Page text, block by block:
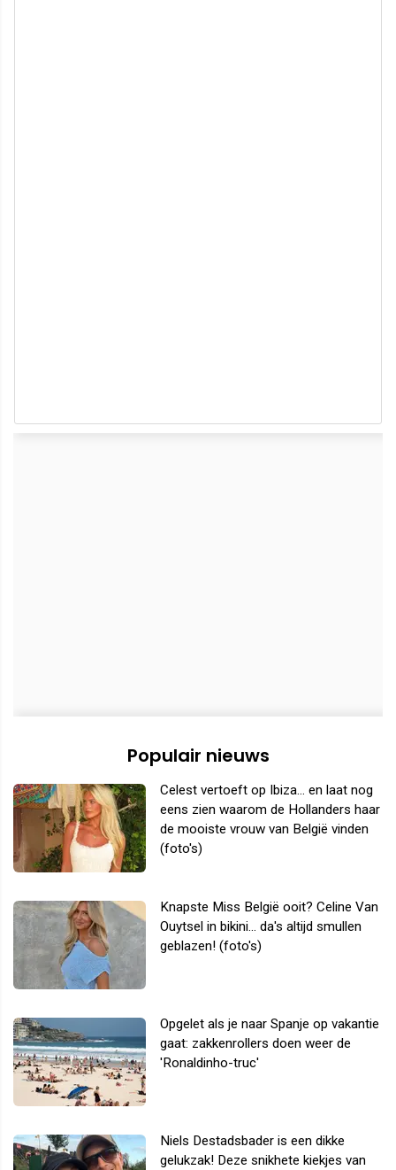
Populair nieuws
Celest vertoeft op Ibiza... en laat nog
eens zien waarom de Hollanders haar
de mooiste vrouw van België vinden
(foto's)
Knapste Miss België ooit? Celine Van
Ouytsel in bikini... da's altijd smullen
geblazen! (foto's)
Opgelet als je naar Spanje op vakantie
gaat: zakkenrollers doen weer de
'Ronaldinho-truc'
Niels Destadsbader is een dikke
gelukzak! Deze snikhete kiekjes van